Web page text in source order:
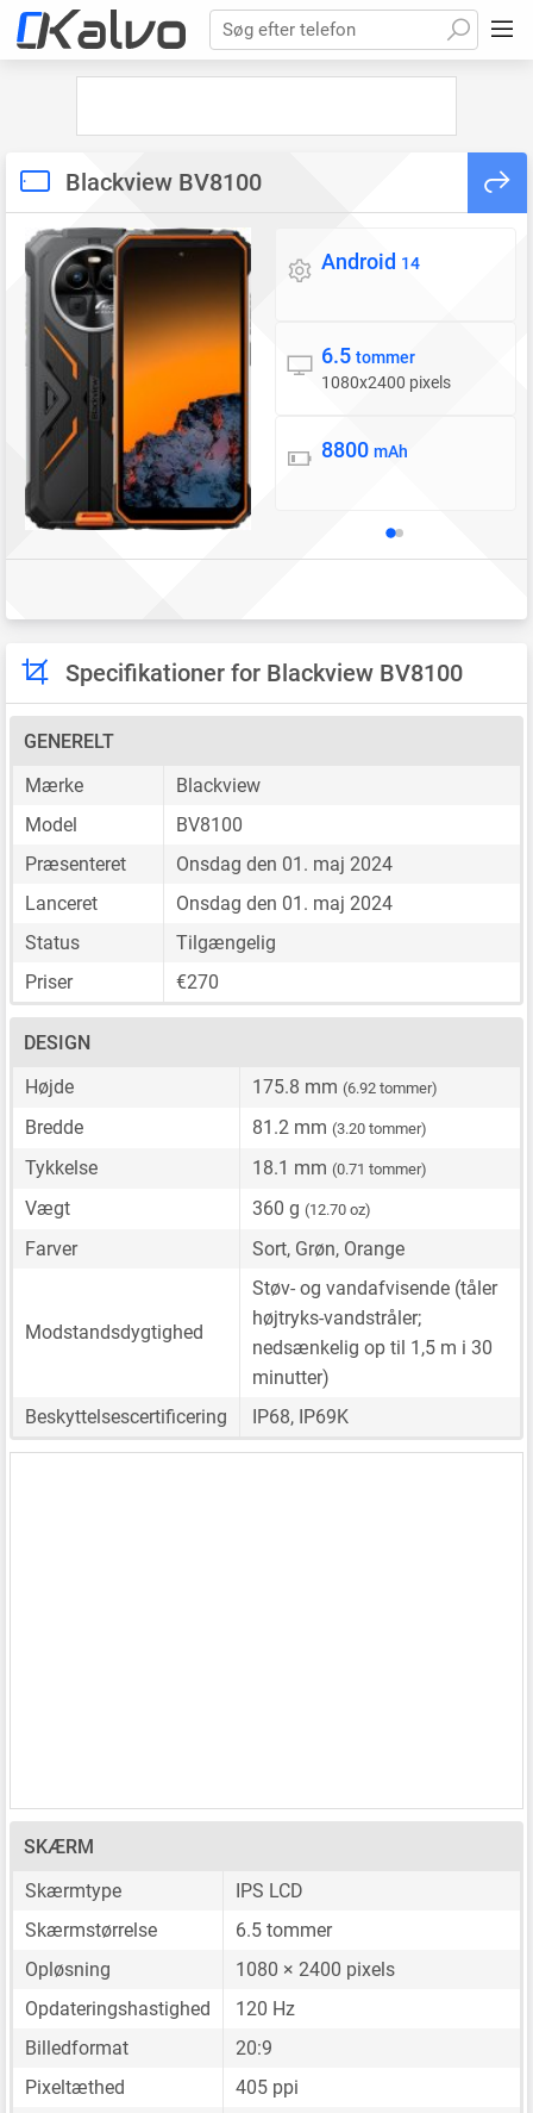
Søg efter telefon
Blackview BV8100
Styresystem
Android 14
Skærm
6.5 tommer
1080x2400 pixels
Batteri
8800 mAh
Specifikationer for Blackview BV8100
GENERELT
Mærke
Blackview
Model
BV8100
Præsenteret
Onsdag den 01. maj 2024
Lanceret
Onsdag den 01. maj 2024
Status
Tilgængelig
Priser
€270
DESIGN
Højde
175.8 mm (6.92 tommer)
Bredde 81.2 mm (3.20 tommer)
Tykkelse 18.1 mm (0.71 tommer)
Vægt 360 g (12.70 oz)
Farver Sort, Grøn, Orange
Modstandsdygtighed
Støv- og vandafvisende (tåler
højtryks-vandstråler;
nedsænkelig op til 1,5 m i 30
minutter)
Beskyttelsescertificering
IP68, IP69K
SKÆRM
Skærmtype
IPS LCD
Skærmstørrelse
6.5 tommer
Opløsning
1080 × 2400 pixels
Opdateringshastighed
120 Hz
Billedformat
20:9
Pixeltæthed
405 ppi